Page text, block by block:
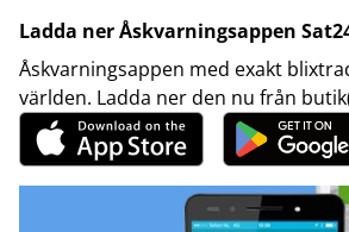
Ladda ner Åskvarningsappen
Åskvarningsappen med exakt
världen. Ladda ner den nu från